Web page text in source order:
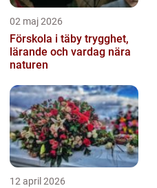
02 maj 2026
Förskola i täby trygghet,
lärande och vardag nära
naturen
12 april 2026